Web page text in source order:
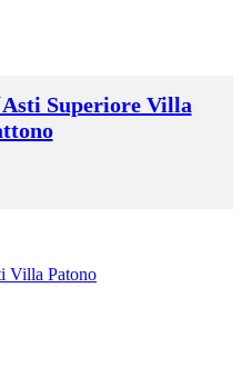
Superiore Villa